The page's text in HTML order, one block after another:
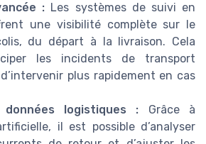
: Les systèmes de suivi en
une visibilité complète sur le
du départ à la livraison. Cela
les incidents de transport
plus rapidement en cas
logistiques : Grâce à
il est possible d’analyser